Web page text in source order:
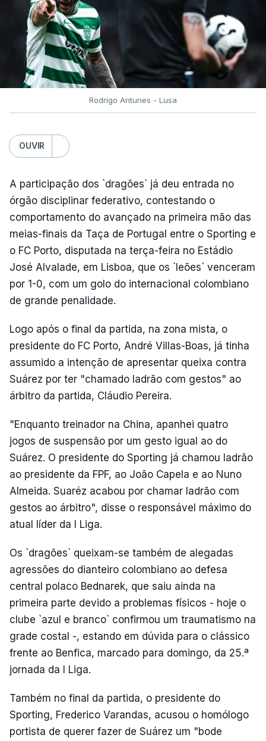
Rodrigo Antunes - Lusa
OUVIR
A participação dos `dragões` já deu entrada no
órgão disciplinar federativo, contestando o
comportamento do avançado na primeira mão das
meias-finais da Taça de Portugal entre o Sporting e
o FC Porto, disputada na terça-feira no Estádio
José Alvalade, em Lisboa, que os `leões` venceram
por 1-0, com um golo do internacional colombiano
de grande penalidade.
Logo após o final da partida, na zona mista, o
presidente do FC Porto, André Villas-Boas, já tinha
assumido a intenção de apresentar queixa contra
Suárez por ter "chamado ladrão com gestos" ao
árbitro da partida, Cláudio Pereira.
"Enquanto treinador na China, apanhei quatro
jogos de suspensão por um gesto igual ao do
Suárez. O presidente do Sporting já chamou ladrão
ao presidente da FPF, ao João Capela e ao Nuno
Almeida. Suaréz acabou por chamar ladrão com
gestos ao árbitro", disse o responsável máximo do
atual líder da I Liga.
Os `dragões` queixam-se também de alegadas
agressões do dianteiro colombiano ao defesa
central polaco Bednarek, que saiu ainda na
primeira parte devido a problemas físicos - hoje o
clube `azul e branco` confirmou um traumatismo na
grade costal -, estando em dúvida para o clássico
frente ao Benfica, marcado para domingo, da 25.ª
jornada da I Liga.
Também no final da partida, o presidente do
Sporting, Frederico Varandas, acusou o homólogo
portista de querer fazer de Suárez um "bode